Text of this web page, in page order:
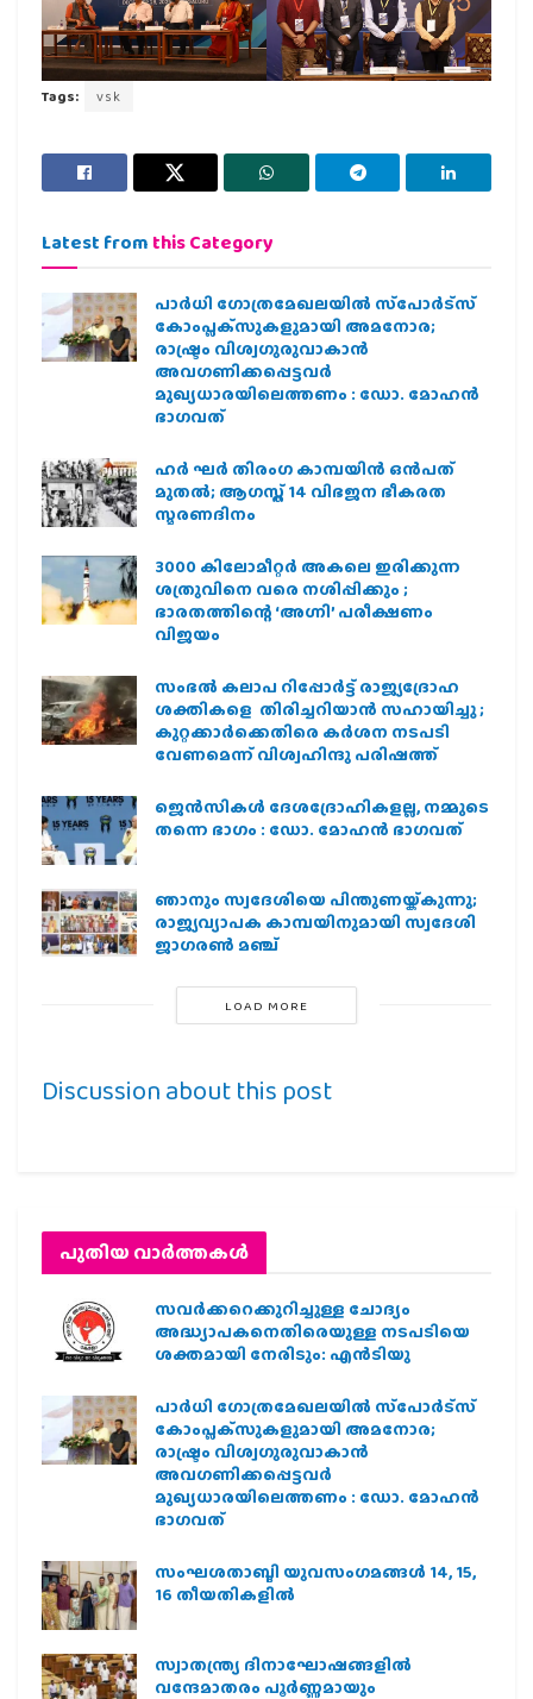
Tags: vsk
Latest from this Category
പാര്‍ധി ഗോത്രമേഖലയില്‍ സ്‌പോര്‍ട്‌സ്
കോംപ്ലക്‌സുകളുമായി അമനോര;
രാഷ്ട്രം വിശ്വഗുരുവാകാന്‍
അവഗണിക്കപ്പെട്ടവര്‍
മുഖ്യധാരയിലെത്തണം : ഡോ. മോഹന്‍
ഭാഗവത്
ഹര്‍ ഘര്‍ തിരംഗ കാമ്പയിന്‍ ഒന്‍പത്
മുതല്‍; ആഗസ്ത് 14 വിഭജന ഭീകരത
സ്മരണദിനം
3000 കിലോമീറ്റർ അകലെ ഇരിക്കുന്ന
ശത്രുവിനെ വരെ നശിപ്പിക്കും ;
ഭാരതത്തിന്റെ ‘അഗ്നി’ പരീക്ഷണം
വിജയം
സംഭൽ കലാപ റിപ്പോർട്ട് രാജ്യദ്രോഹ
ശക്തികളെ തിരിച്ചറിയാൻ സഹായിച്ചു ;
കുറ്റക്കാർക്കെതിരെ കർശന നടപടി
വേണമെന്ന് വിശ്വഹിന്ദു പരിഷത്ത്
ജെന്‍സികള്‍ ദേശദ്രോഹികളല്ല, നമ്മുടെ
തന്നെ ഭാഗം : ഡോ. മോഹന്‍ ഭാഗവത്
ഞാനും സ്വദേശിയെ പിന്തുണയ്ക്കുന്നു;
രാജ്യവ്യാപക കാമ്പയിനുമായി സ്വദേശി
ജാഗരണ്‍ മഞ്ച്
LOAD MORE
Discussion about this post
പുതിയ വാര്‍ത്തകള്‍
സവര്‍ക്കറെക്കുറിച്ചുള്ള ചോദ്യം
അദ്ധ്യാപകനെതിരെയുള്ള നടപടിയെ
ശക്തമായി നേരിടും: എന്‍ടിയു
പാര്‍ധി ഗോത്രമേഖലയില്‍ സ്‌പോര്‍ട്‌സ്
കോംപ്ലക്‌സുകളുമായി അമനോര;
രാഷ്ട്രം വിശ്വഗുരുവാകാന്‍
അവഗണിക്കപ്പെട്ടവര്‍
മുഖ്യധാരയിലെത്തണം : ഡോ. മോഹന്‍
ഭാഗവത്
സംഘശതാബ്ദി യുവസംഗമങ്ങള്‍ 14, 15,
16 തീയതികളില്‍
സ്വാതന്ത്ര്യ ദിനാഘോഷങ്ങളിൽ
വന്ദേമാതരം പൂർണ്ണമായും